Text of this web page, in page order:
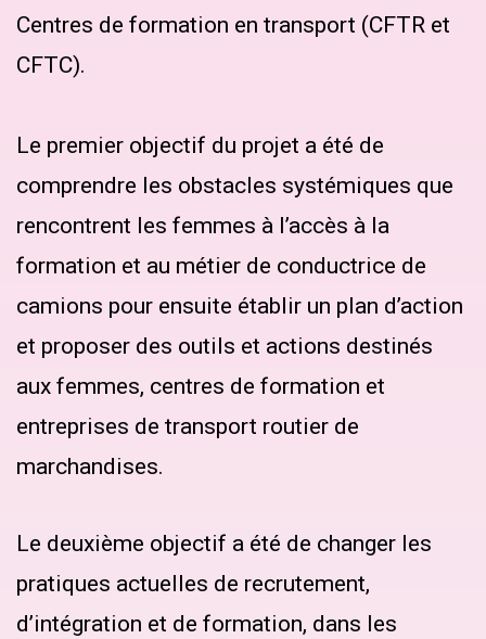
Centres de formation en transport (CFTR et
CFTC).
Le premier objectif du projet a été de
comprendre les obstacles systémiques que
rencontrent les femmes à l’accès à la
formation et au métier de conductrice de
camions pour ensuite établir un plan d’action
et proposer des outils et actions destinés
aux femmes, centres de formation et
entreprises de transport routier de
marchandises.
Le deuxième objectif a été de changer les
pratiques actuelles de recrutement,
d’intégration et de formation, dans les